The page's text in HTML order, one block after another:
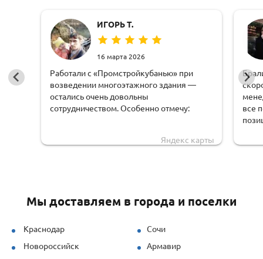
ИГОРЬ Т.
16 марта 2026
Работали с «Промстройкубанью» при
возведении многоэтажного здания —
остались очень довольны
сотрудничеством. Особенно отмечу:
специалисты быстро рассчитывали
Продукция (опалубка перекрытий и
Яндекс карты
все
Мы доставляем в города и поселки
Краснодар
Сочи
Новороссийск
Армавир